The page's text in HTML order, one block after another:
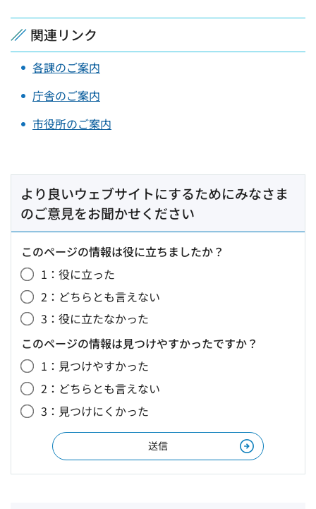
関連リンク
各課のご案内
庁舎のご案内
市役所のご案内
より良いウェブサイトにするためにみなさま
のご意見をお聞かせください
このページの情報は役に立ちましたか？
1：役に立った
2：どちらとも言えない
3：役に立たなかった
このページの情報は見つけやすかったですか？
1：見つけやすかった
2：どちらとも言えない
3：見つけにくかった